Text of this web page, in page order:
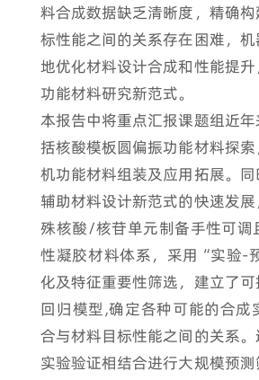
料合成数据缺乏清晰度，精确
标性能之间的关系存在困难，
地优化材料设计合成和性能提
功能材料研究新范式。
本报告中将重点汇报课题组近
括核酸模板圆偏振功能材料探
机功能材料组装及应用拓展。
辅助材料设计新范式的快速发
殊核酸/核苷单元制备手性可调
性凝胶材料体系，采用“实验-
化及特征重要性筛选，建立了
回归模型,确定各种可能的合成
合与材料目标性能之间的关系
实验验证相结合进行大规模预